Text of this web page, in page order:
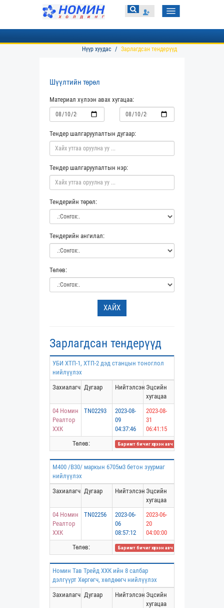
Toggle
navigation
Нүүр хуудас Зарлагдсан тендерүүд
Шүүлтийн төрөл
Материал хүлээн авах хугацаа:
Тендер шалгаруулалтын дугаар:
Тендер шалгаруулалтын нэр:
Тендерийн төрөл:
Тендерийн ангилал:
Төлөв:
ХАЙХ
Зарлагдсан тендерүүд
УБИ ХТП-1, ХТП-2 дэд станцын тоноглол
нийлүүлэх
Захиалагч Дугаар Нийтэлсэн Эцсийн
хугацаа
04 Номин
Реалтор
ХХК
TN02293
2023-08-
09
04:37:46
2023-08-
31
06:41:15
Төлөв:
Баримт бичиг хүлээн авч дууссан
М400 /B30/ маркын 6705м3 бетон зуурмаг
нийлүүлэх
Захиалагч Дугаар Нийтэлсэн Эцсийн
хугацаа
04 Номин
Реалтор
ХХК
TN02256
2023-06-
06
08:57:12
2023-06-
20
04:00:00
Төлөв:
Баримт бичиг хүлээн авч дууссан
Номин Тав Трейд ХХК ийн 8 салбар
дэлгүүрт Хөргөгч, хөлдөөгч нийлүүлэх
Захиалагч Дугаар Нийтэлсэн Эцсийн
хугацаа